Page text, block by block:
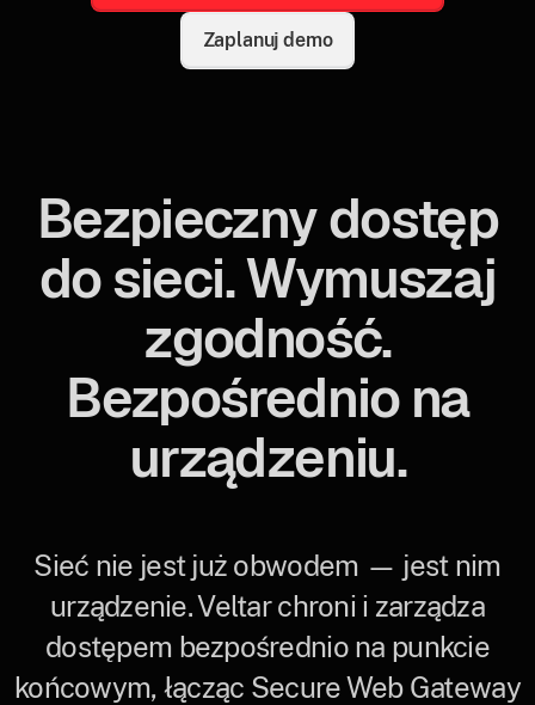
Zaplanuj demo
Bezpieczny dostęp
do sieci. Wymuszaj
zgodność.
Bezpośrednio na
urządzeniu.
Sieć nie jest już obwodem — jest nim
urządzenie. Veltar chroni i zarządza
dostępem bezpośrednio na punkcie
końcowym, łącząc Secure Web Gateway